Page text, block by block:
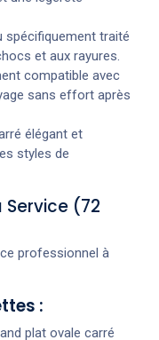
spécifiquement traité
et aux rayures.
compatible avec
sans effort après
élégant et
styles de
Service (72
professionnel à
:
plat ovale carré